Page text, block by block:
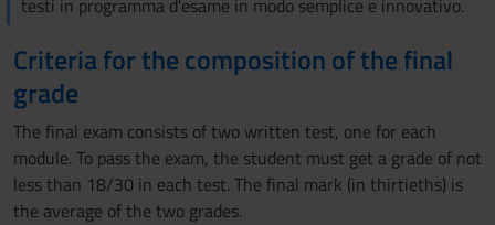
testi in programma d'esame in modo semplice e innovativo.
Criteria for the composition of the final
grade
The final exam consists of two written test, one for each
module. To pass the exam, the student must get a grade of not
less than 18/30 in each test. The final mark (in thirtieths) is
the average of the two grades.